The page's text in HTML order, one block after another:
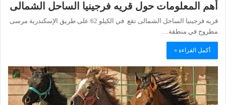
أهم المعلومات حول قريه فرجينيا الساحل الشمالى
قريه فرجينيا الساحل الشمالى تقع في الكيلو 62 على طريق الإسكندرية مرسى
مطروح في منطقة…
أكمل القراءة »